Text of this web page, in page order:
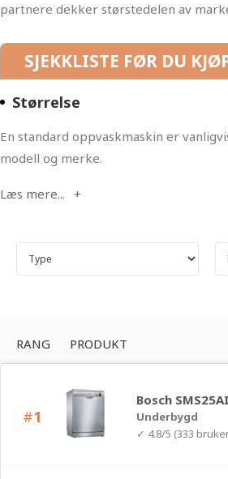
partnere dekker størstedelen av
SJEKKLISTE FØR DU
Størrelse
En standard oppvaskmaskin er
modell og merke.
RANG PRODUKT
#1
Bosch
Underbygd
✓ 4.8/5 (333